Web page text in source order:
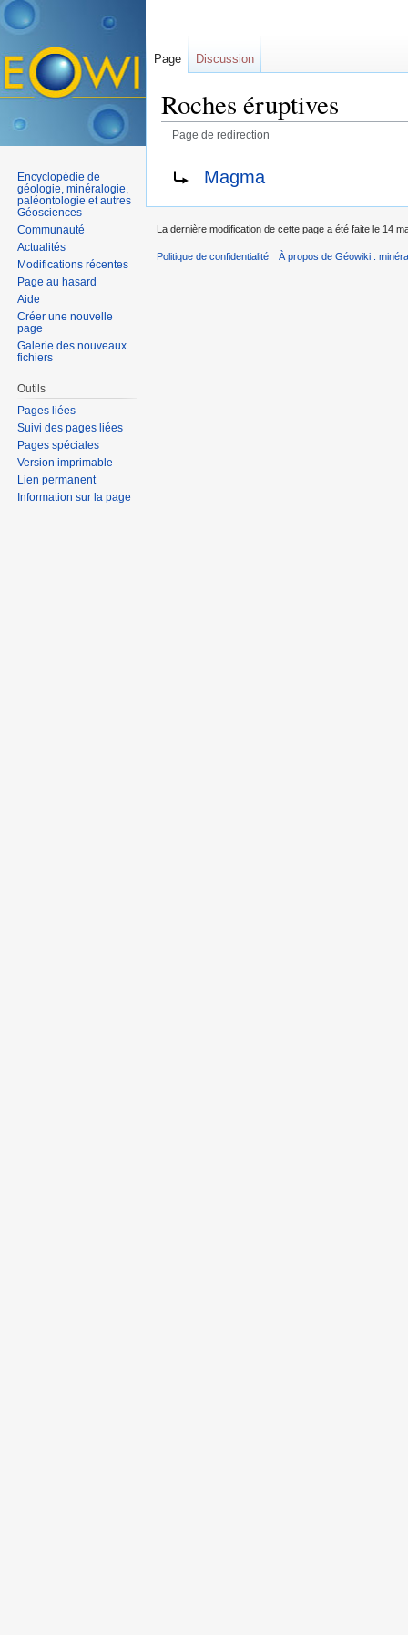
Roches éruptives
Page de redirection
Magma
Page Discussion
Encyclopédie de
géologie, minéralogie,
paléontologie et autres
Géosciences
Communauté
Actualités
Modifications récentes
Page au hasard
Aide
Créer une nouvelle
page
Galerie des nouveaux
fichiers
Outils
Pages liées
Suivi des pages liées
Pages spéciales
Version imprimable
Lien permanent
Information sur la page
La dernière modification de cette page a été faite le 14
Politique de confidentialité À propos de Géowiki :